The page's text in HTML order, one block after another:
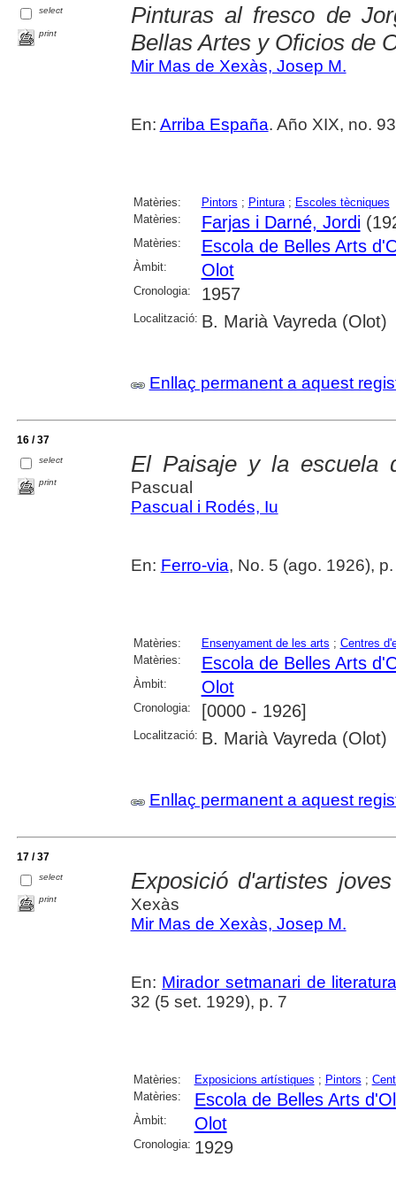
select
print
Pinturas al fresco de
Bellas Artes y Oficios de
Mir Mas de Xexàs, Josep M.
En: Arriba España. Año XIX, no.
Matèries: Pintors ; Pintura; Escoles tècniques
Matèries:
Farjas i Darné, Jordi
Matèries: Escola de Belles Arts
Àmbit: Olot
Cronologia: 1957
Localització: B. Marià Vayreda (Olot)
Enllaç permanent a aquest
16 / 37
select
print
El Paisaje y la escuela
Pascual
Pascual i Rodés, Iu
En: Ferro-via, No. 5 (ago. 1926),
Matèries: Ensenyament de les arts ; Centres
Matèries:
Escola de Belles Arts
Àmbit: Olot
Cronologia: [0000 - 1926]
Localització: B. Marià Vayreda (Olot)
Enllaç permanent a aquest
17 / 37
select
print
Exposició d'artistes
Xexàs
Mir Mas de Xexàs, Josep M.
En: Mirador setmanari de
32 (5 set. 1929), p. 7
Matèries: Exposicions artístiques ; Pintors ;
Matèries:
Escola de Belles Arts
Àmbit: Olot
Cronologia: 1929